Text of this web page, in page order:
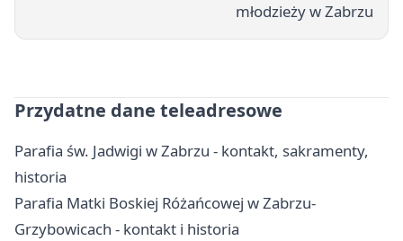
młodzieży w Zabrzu
Przydatne dane teleadresowe
Parafia św. Jadwigi w Zabrzu - kontakt, sakramenty,
historia
Parafia Matki Boskiej Różańcowej w Zabrzu-
Grzybowicach - kontakt i historia